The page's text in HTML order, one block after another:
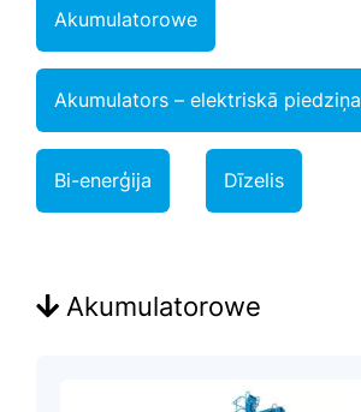
Akumulatorowe
Akumulators – elektriskā piedziņa
Bi-enerģija Dīzelis
Akumulatorowe